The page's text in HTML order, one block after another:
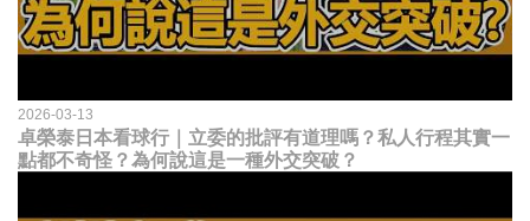
2026-03-13
卓榮泰日本看球行｜立委的批評有道理嗎？私人行程其實一
點都不奇怪？為何說這是一種外交突破？